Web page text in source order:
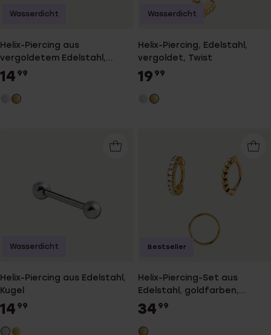
Helix-Piercing aus
vergoldetem Edelstahl,
Feder
14 99
Wasserdicht
Helix-Piercing, Edelstahl,
vergoldet, Twist
19 99
Wasserdicht
Helix-Piercing aus Edelstahl,
Kugel
14 99
Wasserdicht
Helix-Piercing-Set aus
Edelstahl, goldfarben,
glatt/Punkte/Zirkonia
34 99
Bestseller